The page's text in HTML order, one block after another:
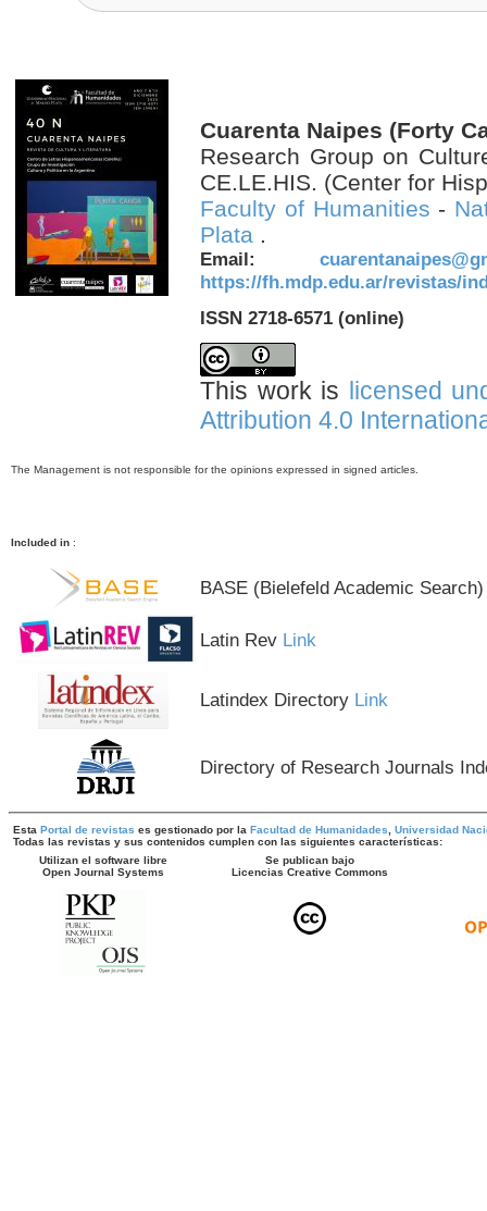
Cuarenta Naipes (Forty
Research Group on
CE.LE.HIS. (Center for
Faculty of Humanities -
Plata .
Email:
https://fh.mdp.edu.ar/revistas/
ISSN 2718-6571 (online)
This work is
licensed
Attribution 4.0
The Management is not responsible for the opinions expressed in signed articles.
Included in :
BASE (Bielefeld Academic
Latin Rev Link
Latindex Directory Link
Directory of Research Journals
Esta Portal de revistas es gestionado por la Facultad de Humanidades, Universidad
Todas las revistas y sus contenidos cumplen con las siguientes características:
Utilizan el software libre
Open Journal Systems
Se publican bajo
Licencias Creative Commons